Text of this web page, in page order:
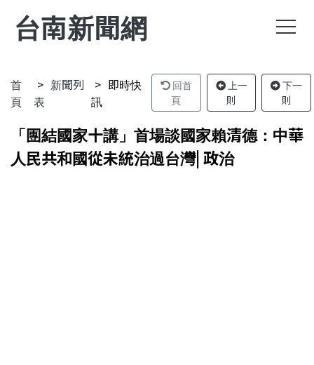
台南新聞網
首
頁
新聞列
表
即時快
訊
回首
頁
上一
則
下一
則
「團結國家十講」首場談國家賴清德：中華
人民共和國從未統治過台灣| 政治